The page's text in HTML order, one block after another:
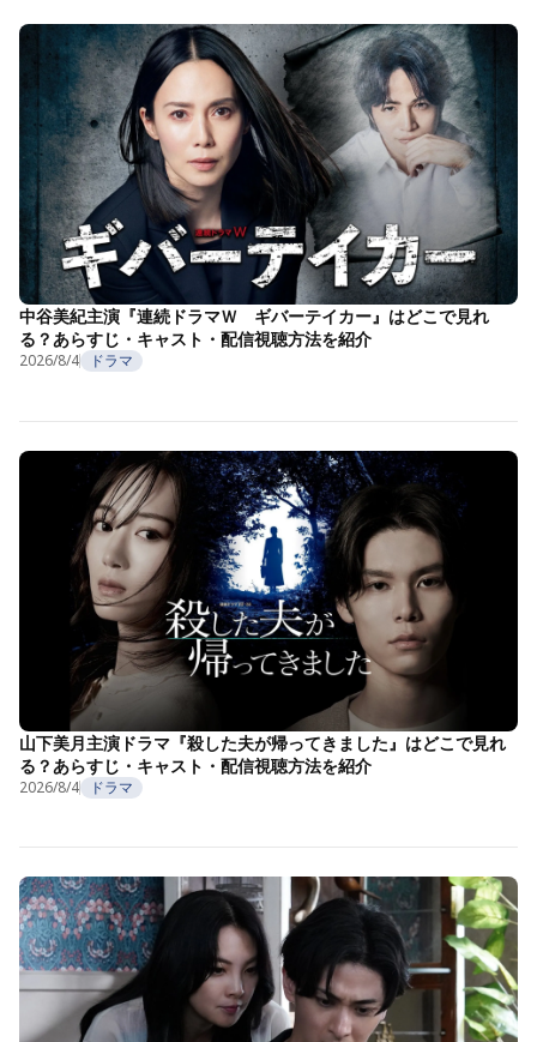
中谷美紀主演『連続ドラマＷ ギバーテイカー』はどこで見れ
る？あらすじ・キャスト・配信視聴方法を紹介
2026/8/4 ドラマ
山下美月主演ドラマ『殺した夫が帰ってきました』はどこで見れ
る？あらすじ・キャスト・配信視聴方法を紹介
2026/8/4 ドラマ